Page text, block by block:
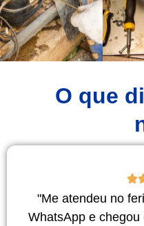
O que
"Me atendeu no
WhatsApp e